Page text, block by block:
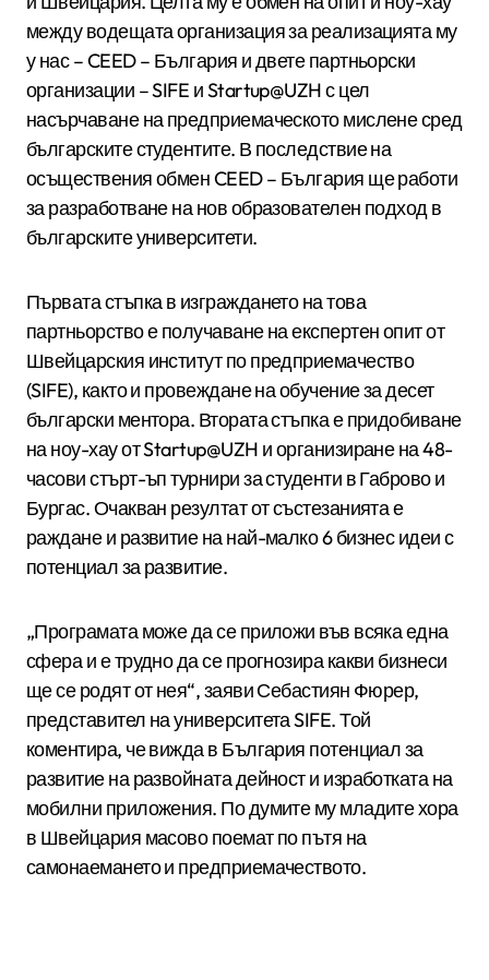
между водещата организация за реализацията му
у нас – CEED – България и двете партньорски
организации – SIFE и Startup@UZH с цел
насърчаване на предприемаческото мислене сред
българските студентите. В последствие на
осъществения обмен CEED – България ще работи
за разработване на нов образователен подход в
българските университети.
Първата стъпка в изграждането на това
партньорство е получаване на експертен опит от
Швейцарския институт по предприемачество
(SIFE), както и провеждане на обучение за десет
български ментора. Втората стъпка е придобиване
на ноу-хау от Startup@UZH и организиране на 48-
часови стърт-ъп турнири за студенти в Габрово и
Бургас. Очакван резултат от състезанията е
раждане и развитие на най-малко 6 бизнес идеи с
потенциал за развитие.
„Програмата може да се приложи във всяка една
сфера и е трудно да се прогнозира какви бизнеси
ще се родят от нея“, заяви Себастиян Фюрер,
представител на университета SIFE. Той
коментира, че вижда в България потенциал за
развитие на развойната дейност и изработката на
мобилни приложения. По думите му младите хора
в Швейцария масово поемат по пътя на
самонаемането и предприемачеството.